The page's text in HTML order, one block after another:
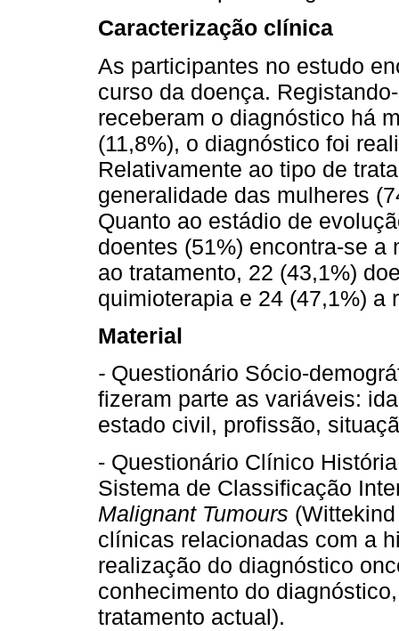
Caracterização clínica
As participantes no estudo
curso da doença.
receberam o diagnóstico há
(11,8%), o diagnóstico foi
Relativamente ao tipo de
generalidade das mulheres
Quanto ao estádio de
doentes (51%) encontra-se
ao tratamento, 22 (43,1%)
quimioterapia e 24 (47,1%) a
Material
- Questionário Sócio-
fizeram parte as variáveis:
estado civil, profissão,
- Questionário Clínico
Sistema de Classificação
Malignant Tumours
clínicas relacionadas com a
realização do diagnóstico
conhecimento do
tratamento actual).